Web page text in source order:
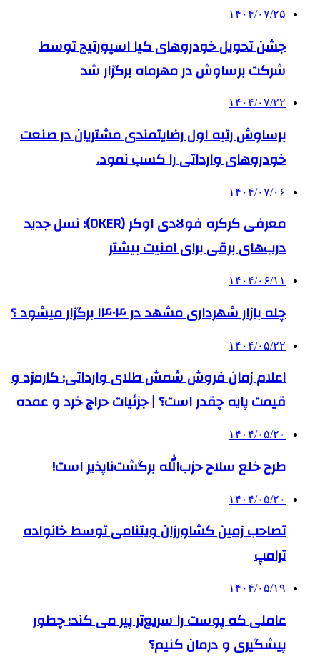
۱۴۰۴/۰۷/۲۵
جشن تحویل خودروهای کیا اسپورتیج توسط
شرکت برساوش در مهرماه برگزار شد
۱۴۰۴/۰۷/۲۲
برساوش رتبه اول رضایتمندی مشتریان در صنعت
خودروهای وارداتی را کسب نمود.
۱۴۰۴/۰۷/۰۶
معرفی کرکره فولادی اوکر (OKER)؛ نسل جدید
درب‌های برقی برای امنیت بیشتر
۱۴۰۴/۰۶/۱۱
چله بازار شهرداری مشهد در ۱۴۰۴ برگزار میشود ؟
۱۴۰۴/۰۵/۲۲
اعلام زمان فروش شمش طلای وارداتی؛ کارمزد و
قیمت پایه چقدر است؟ | جزئیات حراج خرد و عمده
۱۴۰۴/۰۵/۲۰
طرح خلع سلاح حزب‌الله برگشت‌ناپذیر است!
۱۴۰۴/۰۵/۲۰
تصاحب زمین کشاورزان ویتنامی توسط خانواده
ترامپ
۱۴۰۴/۰۵/۱۹
عاملی که پوست را سریع‌تر پیر می کند؛ چطور
پیشگیری و درمان کنیم؟